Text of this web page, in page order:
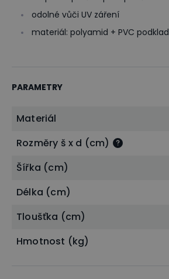
odolné vůči UV záření
materiál: polyamid + PVC podklad
PARAMETRY
Materiál
Rozměry š x d (cm)
Šířka (cm)
Délka (cm)
Tloušťka (cm)
Hmotnost (kg)